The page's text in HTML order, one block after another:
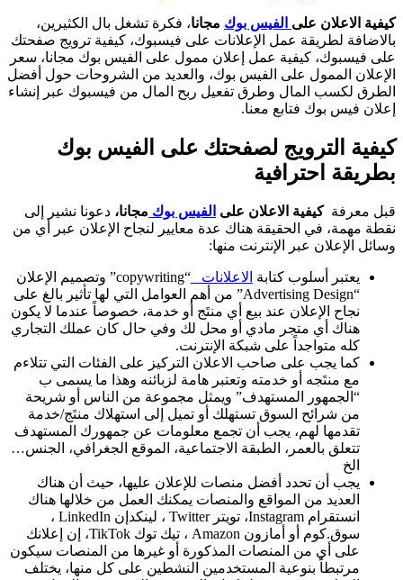
كيفية الاعلان على الفيس بوك مجانا، فكرة تشغل بال الكثيرين،
بالاضافة لطريقة عمل الإعلانات على فيسبوك، كيفية ترويج صفحتك
على فيسبوك، كيفية عمل إعلان ممول على الفيس بوك مجانا، سعر
الإعلان الممول على الفيس بوك، والعديد من الشروحات حول أفضل
الطرق لكسب المال وطرق تفعيل ربح المال من فيسبوك عبر إنشاء
إعلان فيس بوك فتابع معنا.
كيفية الترويج لصفحتك على الفيس بوك
بطريقة احترافية
قبل معرفة كيفية الاعلان على الفيس بوك مجانا، دعونا نشير إلى
نقطة مهمة، في الحقيقة هناك عدة معايير لنجاح الإعلان عبر أي من
وسائل الإعلان عبر الإنترنت منها:
يعتبر أسلوب كتابة الاعلانات
“copywriting” وتصميم الإعلان
“Advertising Design” من أهم العوامل التي لها تأثير بالغ على
نجاح الإعلان عند بيع أي منتَج أو خدمة، خصوصاً عندما لا يكون
هناك أي متجر مادي أو محل لك وفي حال كان عملك التجاري
كله متواجداً على شبكة الإنترنت.
كما يجب على صاحب الاعلان التركيز على الفئات التي تتلاءم
مع منتَجه أو خدمته وتعتبر هامة لزبائنه وهذا ما يسمى ب
“الجمهور المستهدف” ويمثل مجموعة من الناس أو شريحة
من شرائح السوق تستهلك أو تميل إلى استهلاك منتَج/خدمة
تقدمها لهم، يجب أن تجمع معلومات عن جمهورك المستهدف
تتعلق بالعمر، الطبقة الاجتماعية، الموقع الجغرافي، الجنس…
الخ
يجب أن تحدد أفضل منصات للإعلان عليها، حيث أن هناك
العديد من المواقع والمنصات يمكنك العمل من خلالها هناك
انستقرام Instagram، تويتر Twitter ، لينكدإن LinkedIn ،
سوق.كوم أو أمازون Amazon ، تيك توك TikTok، إن إعلانك
على أي من المنصات المذكورة أو غيرها من المنصات سيكون
مرتبطاً بنوعية المستخدمين النشطين على كل منها، يختلف